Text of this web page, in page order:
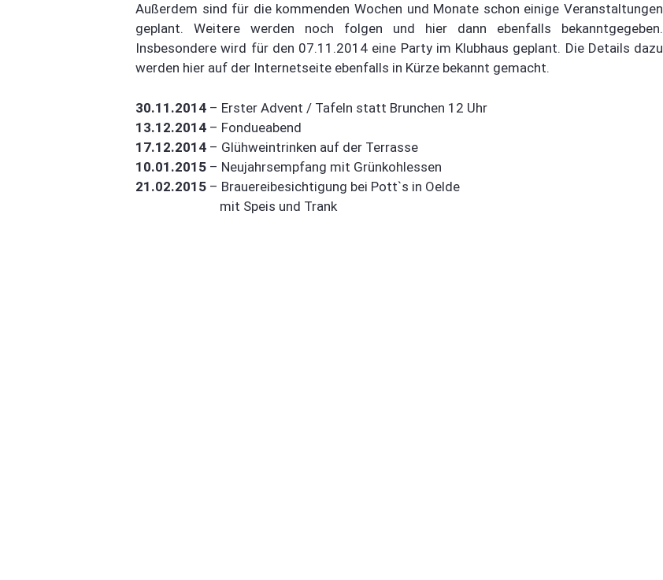
Außerdem sind für die kommenden Wochen und Monate schon einige Veranstaltungen
geplant. Weitere werden noch folgen und hier dann ebenfalls bekanntgegeben.
Insbesondere wird für den 07.11.2014 eine Party im Klubhaus geplant. Die Details dazu
werden hier auf der Internetseite ebenfalls in Kürze bekannt gemacht.
30.11.2014 – Erster Advent / Tafeln statt Brunchen 12 Uhr
13.12.2014 – Fondueabend
17.12.2014 – Glühweintrinken auf der Terrasse
10.01.2015 – Neujahrsempfang mit Grünkohlessen
21.02.2015 – Brauereibesichtigung bei Pott`s in Oelde
mit Speis und Trank